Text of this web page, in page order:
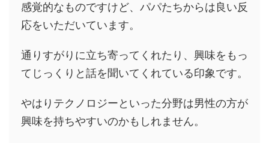
感覚的なものですけど、パパたちからは良い反
応をいただいています。
通りすがりに立ち寄ってくれたり、興味をもっ
てじっくりと話を聞いてくれている印象です。
やはりテクノロジーといった分野は男性の方が
興味を持ちやすいのかもしれません。